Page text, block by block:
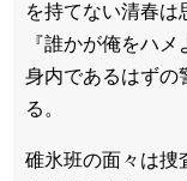
を持てない清春は
『誰かが俺をハ
身内であるはずの
る。
碓氷班の面々は捜